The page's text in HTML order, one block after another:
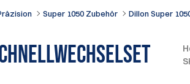
Super 1050 Zubehör Dillon Super